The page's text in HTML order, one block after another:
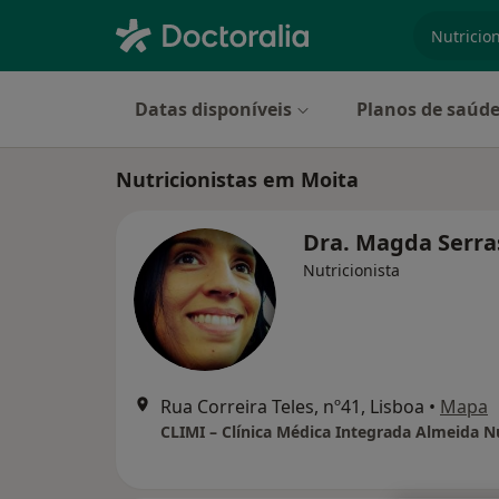
Datas disponíveis Planos de saúde
Nutricionistas em Moita
Dra. Magda
Nutricionista
Rua Correira Teles, nº41, Lisboa • Mapa
CLIMI – Clínica Médica Integrada Almeida